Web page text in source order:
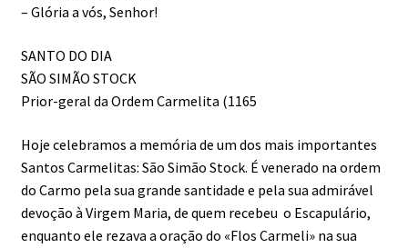
– Glória a vós, Senhor!
SANTO DO DIA
SÃO SIMÃO STOCK
Prior-geral da Ordem Carmelita (1165
Hoje celebramos a memória de um dos mais importantes
Santos Carmelitas: São Simão Stock. É venerado na ordem
do Carmo pela sua grande santidade e pela sua admirável
devoção à Virgem Maria, de quem recebeu o Escapulário,
enquanto ele rezava a oração do «Flos Carmeli» na sua